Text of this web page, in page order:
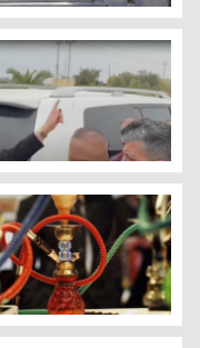
دو فراکسیون شیعه
هواداران حشدالشعبی
پارلمان عراق مصرف دخانیات را